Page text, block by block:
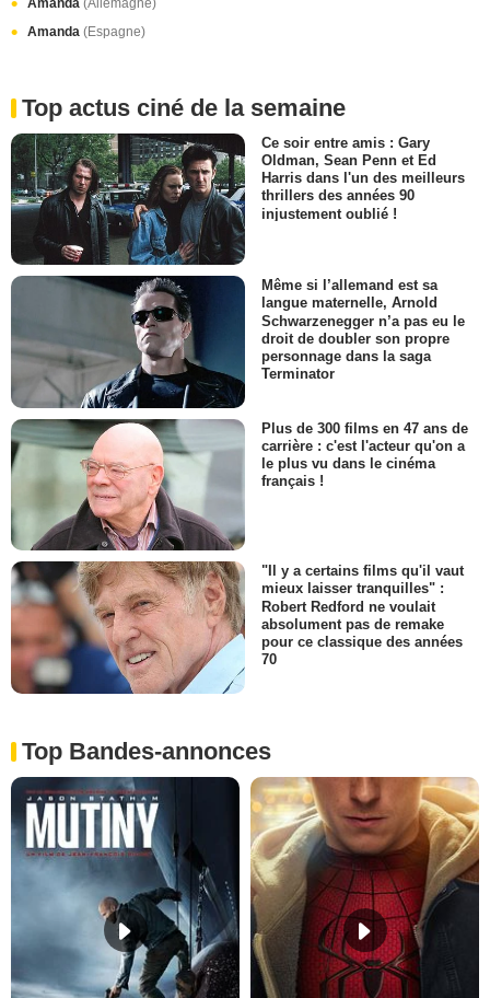
Amanda (Allemagne)
Amanda (Espagne)
Top actus ciné de la semaine
Ce soir entre amis : Gary
Oldman, Sean Penn et Ed
Harris dans l'un des meilleurs
thrillers des années 90
injustement oublié !
Même si l’allemand est sa
langue maternelle, Arnold
Schwarzenegger n’a pas eu le
droit de doubler son propre
personnage dans la saga
Terminator
Plus de 300 films en 47 ans de
carrière : c'est l'acteur qu'on a
le plus vu dans le cinéma
français !
"Il y a certains films qu'il vaut
mieux laisser tranquilles" :
Robert Redford ne voulait
absolument pas de remake
pour ce classique des années
70
Top Bandes-annonces